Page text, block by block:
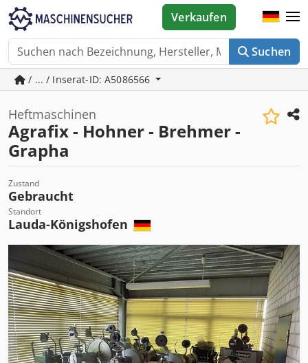
Suchen
Verkaufen
/ ... / Inserat-ID: A5086566
Heftmaschinen
Agrafix - Hohner - Brehmer -
Grapha
Zustand
Gebraucht
Standort
Lauda-Königshofen